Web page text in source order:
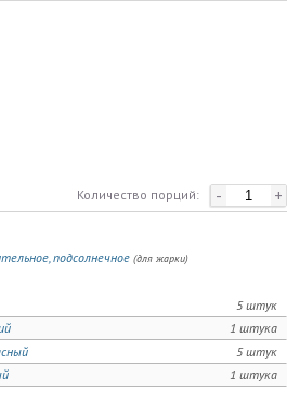
- +
Количество порций:
подсолнечное(для жарки)
5 штук
1 штука
5 штук
1 штука